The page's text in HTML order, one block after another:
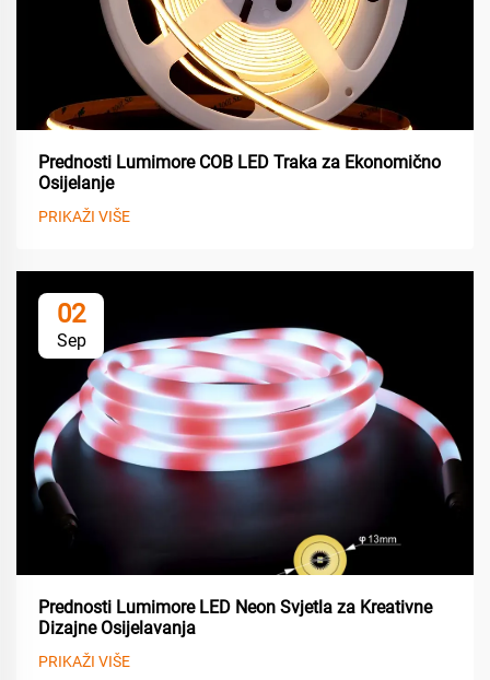
Prednosti Lumimore COB LED Traka za Ekonomično
Osijelanje
PRIKAŽI VIŠE
02
Sep
Prednosti Lumimore LED Neon Svjetla za Kreativne
Dizajne Osijelavanja
PRIKAŽI VIŠE